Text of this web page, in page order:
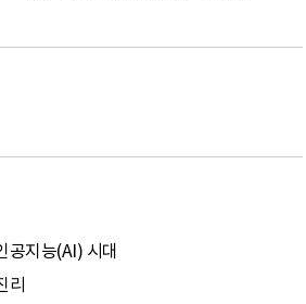
공지능(AI) 시대
리